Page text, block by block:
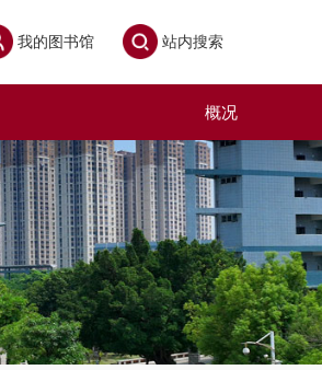
我的图书馆 站内搜索
概况